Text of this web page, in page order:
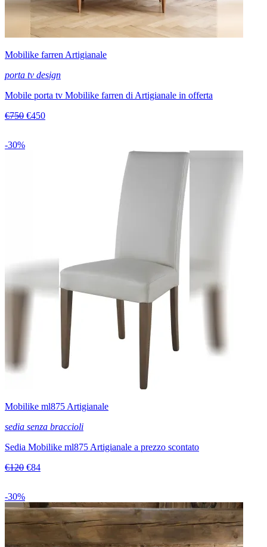
Mobilike farren Artigianale
porta tv design
Mobile porta tv Mobilike farren di Artigianale in offerta
€750 €450
-30%
Mobilike ml875 Artigianale
sedia senza braccioli
Sedia Mobilike ml875 Artigianale a prezzo scontato
€120 €84
-30%